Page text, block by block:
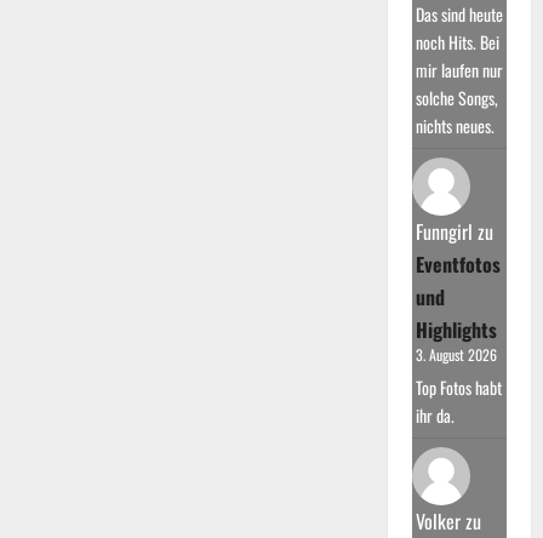
Das sind heute
noch Hits. Bei
mir laufen nur
solche Songs,
nichts neues.
Funngirl zu
Eventfotos
und
Highlights
3. August 2026
Top Fotos habt
ihr da.
Volkerzu